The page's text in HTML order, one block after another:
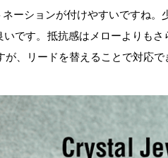
ーションが付けやすいですね。
です。抵抗感はメローよりも
、リードを替えることで対応で